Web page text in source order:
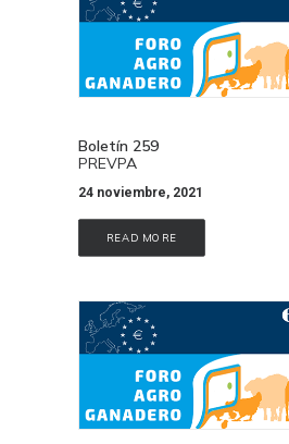
Boletín 259
PREVPA
24 noviembre, 2021
READ MORE